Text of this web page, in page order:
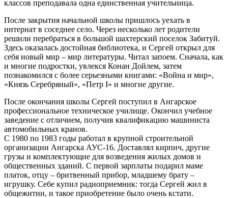
классов преподавала одна единственная учительница.
После закрытия начальной школы пришлось уехать в
интернат в соседнее село. Через несколько лет родители
решили перебраться в большой шахтерский поселок Забитуй.
Здесь оказалась достойная библиотека, и Сергей открыл для
себя новый мир – мир литературы. Читал запоем. Сначала, как
и многие подростки, увлекся Конан Дойлем, затем
познакомился с более серьезными книгами: «Война и мир»,
«Князь Серебряный», «Петр I» и многие другие.
После окончания школы Сергей поступил в Ангарское
профессиональное техническое училище. Окончил учебное
заведение с отличием, получив квалификацию машиниста
автомобильных кранов.
С 1980 по 1983 годы работал в крупной строительной
организации Ангарска АУС-16. Доставлял кирпич, другие
грузы и комплектующие для возведения жилых домов и
общественных зданий. С первой зарплаты подарил маме
платок, отцу – бритвенный прибор, младшему брату –
игрушку. Себе купил радиоприемник: тогда Сергей жил в
общежитии, и такое приобретение было очень кстати.